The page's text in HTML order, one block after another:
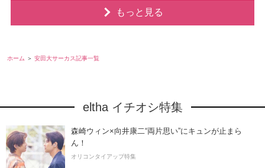
もっと見る
ホーム 安田大サーカス記事一覧
eltha イチオシ特集
森崎ウィン×向井康二“両片思い”にキュンが止まら
ん！
オリコンタイアップ特集